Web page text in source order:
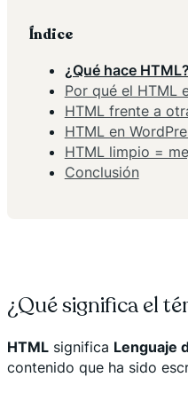
¿Qué significa el
HTML significa Lenguaje
contenido que ha sido
Índice
¿Qué hace HTML?
Por qué el HTML
HTML frente a
HTML en
HTML limpio =
Conclusión